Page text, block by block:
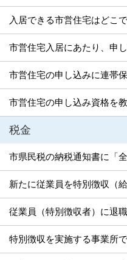
入居できる市営住宅はどこ
市営住宅の申し込みに連帯
市営住宅の申し込み資格を
税金